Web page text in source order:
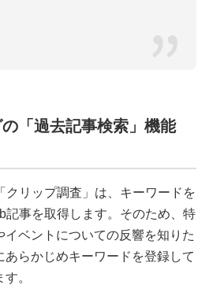
「過去記事検索」機能
クリップ調査」は、キーワードを
記事を取得します。そのため、特
イベントについての反響を知りた
あらかじめキーワードを登録して
。